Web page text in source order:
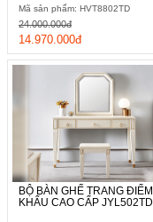
Mã sản phẩm: HVT8802TD
14.970.000đ
24.000.000đ
BỘ BÀN GHẾ TRANG
KHẨU CAO CẤP JYL502TD